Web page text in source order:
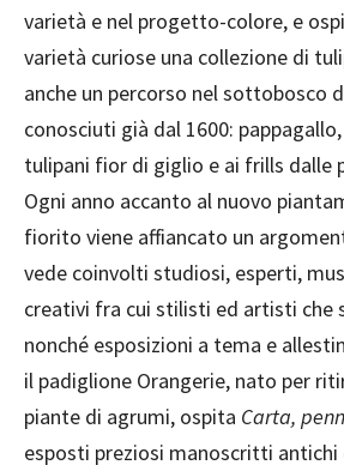
varietà e nel progetto-colore, e
varietà curiose una collezione di
anche un percorso nel sottobosco
conosciuti già dal 1600:
tulipani fior di giglio e ai frills dalle
Ogni anno accanto al nuovo
fiorito viene affiancato un
vede coinvolti studiosi, esperti,
creativi fra cui stilisti ed artisti che
nonché esposizioni a tema e
il padiglione Orangerie, nato per
piante di agrumi, ospita Carta,
esposti preziosi manoscritti antichi